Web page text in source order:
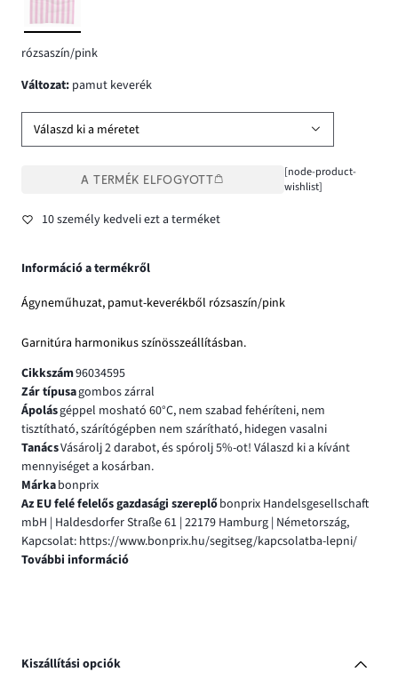
rózsaszín/pink
változat: pamut keverék
Válaszd ki a méretet
A TERMÉK ELFOGYOTT
[node-product-
wishlist]
10 személy kedveli ezt a terméket
Információ a termékről
Ágyneműhuzat, pamut-keverékből rózsaszín/pink
Garnitúra harmonikus színösszeállításban.
Cikkszám96034595
Zár típusagombos zárral
Ápolásgéppel mosható 60°C, nem szabad fehéríteni, nem
tisztítható, szárítógépben nem szárítható, hidegen vasalni
TanácsVásárolj 2 darabot, és spórolj 5%-ot! Válaszd ki a kívánt
mennyiséget a kosárban.
Márkabonprix
Az EU felé felelős gazdasági szereplőbonprix Handelsgesellschaft
mbH | Haldesdorfer Straße 61 | 22179 Hamburg | Németország,
Kapcsolat: https://www.bonprix.hu/segitseg/kapcsolatba-lepni/
További információ
Kiszállítási opciók